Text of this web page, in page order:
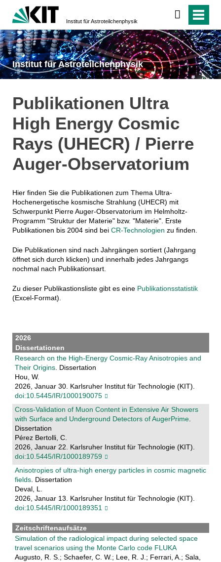
Institut für Astroteilchenphysik
Institut für Astroteilchenphysik
Publikationen Ultra
High Energy Cosmic
Rays (UHECR) / Pierre
Auger-Observatorium
Hier finden Sie die Publikationen zum Thema Ultra-
Hochenergetische kosmische Strahlung (UHECR) mit
Schwerpunkt Pierre Auger-Observatorium im Helmholtz-
Programm "Struktur der Materie" bzw. "Materie". Erste
Publikationen bis 2004 sind bei CR-Technologien zu finden.
Die Publikationen sind nach Jahrgängen sortiert (Jahrgang
öffnet sich durch klicken) und innerhalb jedes Jahrgangs
nochmal nach Publikationsart.
Zu dieser Publikastionsliste gibt es eine Publikationsstatistik
(Excel-Format).
2026
Dissertationen
Research on the High-Energy Cosmic-Ray Anisotropies and
Their Origins. Dissertation
Hou, W.
2026, Januar 30. Karlsruher Institut für Technologie (KIT).
doi:10.5445/IR/1000190075
Cross-Validation of Muon Content in Extensive Air Showers
with Surface and Underground Detectors of AugerPrime.
Dissertation
Pérez Bertolli, C.
2026, Januar 22. Karlsruher Institut für Technologie (KIT).
doi:10.5445/IR/1000189759
Anisotropies of ultra-high energy particles in cosmic magnetic
fields. Dissertation
Deval, L.
2026, Januar 13. Karlsruher Institut für Technologie (KIT).
doi:10.5445/IR/1000189351
Zeitschriftenaufsätze
Simulation of the radiological impact during selected space
travel scenarios using the Monte Carlo code FLUKA
Augusto, R. S.; Schaefer, C. W.; Lee, R. J.; Ferrari, A.; Sala,